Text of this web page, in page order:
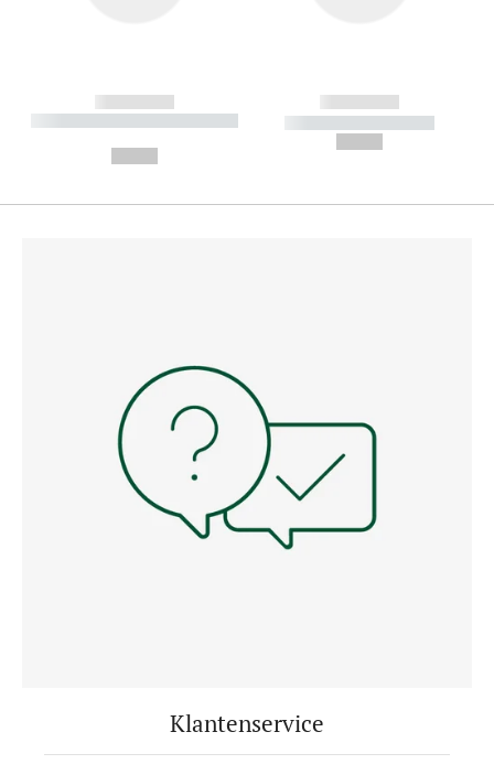
------------
----------- ----------- --------
------------
----------- -----------
Klantenservice